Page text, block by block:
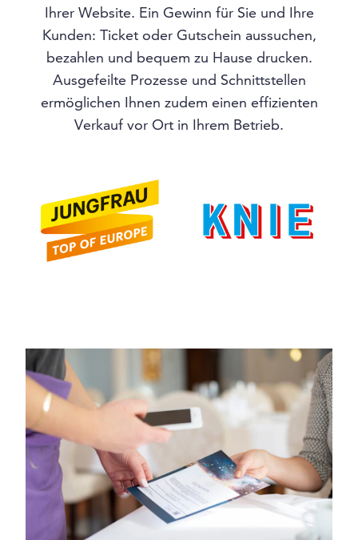
Ihrer Website. Ein Gewinn für Sie und Ihre
Kunden: Ticket oder Gutschein aussuchen,
bezahlen und bequem zu Hause drucken.
Ausgefeilte Prozesse und Schnittstellen
ermöglichen Ihnen zudem einen effizienten
Verkauf vor Ort in Ihrem Betrieb.